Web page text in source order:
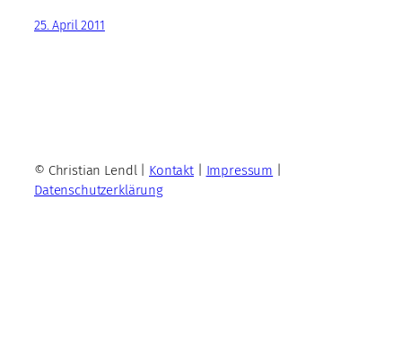
25. April 2011
© Christian Lendl | Kontakt| Impressum
Datenschutzerklärung